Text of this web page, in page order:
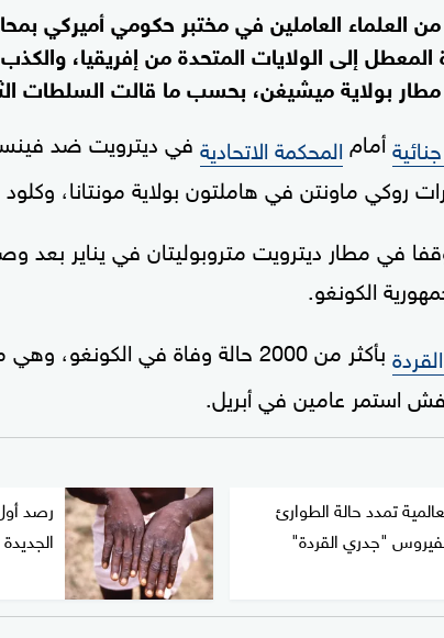
العلماء العاملين في مختبر حكومي أميركي
إلى الولايات المتحدة من إفريقيا،
بولاية ميشيغن، بحسب ما قالت السلطات
أمام المحكمة الاتحادية في ديترويت ضد
روكي ماونتن في هاملتون بولاية مونتانا،
في مطار ديترويت متروبوليتان في يناير بعد
بأكثر من 2000 حالة وفاة في
تفش استمر عامين في أبريل.
تمدد حالة الطوارئ
"جدري القردة"
رصد